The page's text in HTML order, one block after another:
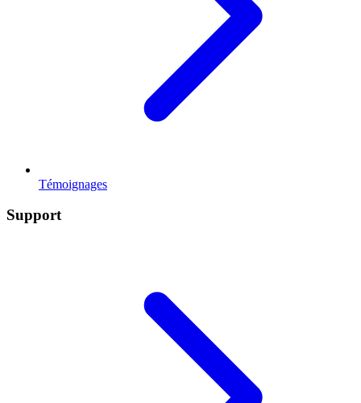
Témoignages
Support